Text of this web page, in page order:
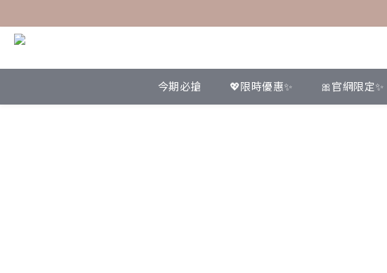
新
今期必搶 💖限時優惠✨ 🎀官網限定✨